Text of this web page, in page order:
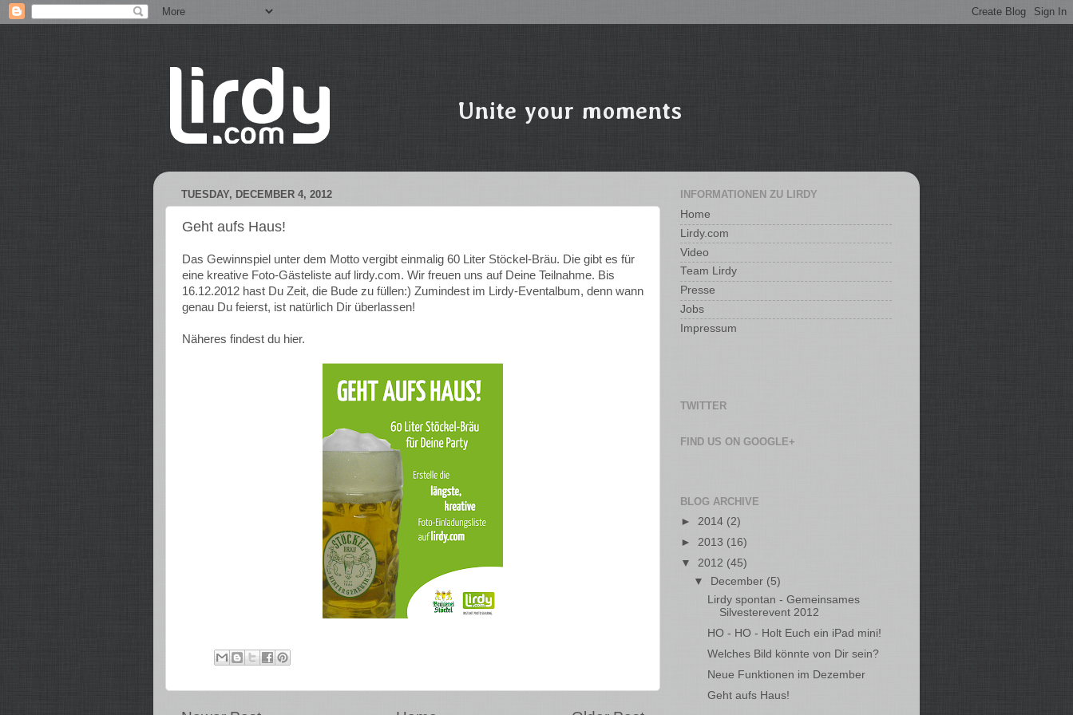
TUESDAY, DECEMBER 4, 2012
Geht aufs Haus!
Das Gewinnspiel unter dem Motto vergibt einmalig 60 Liter Stöckel-Bräu. Die gibt es für
eine kreative Foto-Gästeliste auf lirdy.com. Wir freuen uns auf Deine Teilnahme. Bis
16.12.2012 hast Du Zeit, die Bude zu füllen:) Zumindest im Lirdy-Eventalbum, denn wann
genau Du feierst, ist natürlich Dir überlassen!
Näheres findest du hier.
INFORMATIONEN ZU LIRDY
Home
Lirdy.com
Video
Team Lirdy
Presse
Jobs
Impressum
TWITTER
FIND US ON GOOGLE+
BLOG ARCHIVE
► 2014 (2)
► 2013 (16)
▼ 2012 (45)
▼
December (5)
Lirdy spontan - Gemeinsames
Silvesterevent 2012
HO - HO - Holt Euch ein iPad mini!
Welches Bild könnte von Dir sein?
Neue Funktionen im Dezember
Geht aufs Haus!